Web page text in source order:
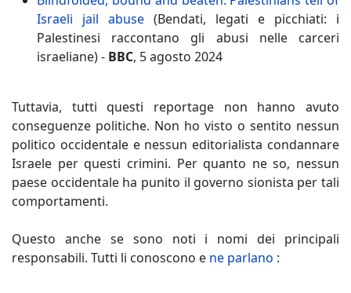
Israeli jail abuse (Bendati, legati e picchiati: i
Palestinesi raccontano gli abusi nelle carceri
israeliane) - BBC, 5 agosto 2024
Tuttavia, tutti questi reportage non hanno avuto
conseguenze politiche. Non ho visto o sentito nessun
politico occidentale e nessun editorialista condannare
Israele per questi crimini. Per quanto ne so, nessun
paese occidentale ha punito il governo sionista per tali
comportamenti.
Questo anche se sono noti i nomi dei principali
responsabili. Tutti li conoscono e ne parlano :